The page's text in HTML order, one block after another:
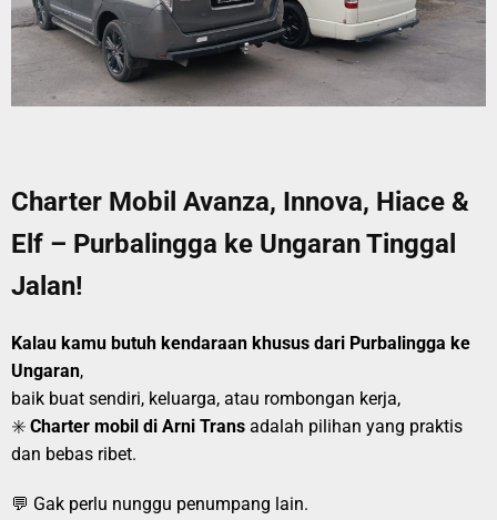
Charter Mobil Avanza, Innova, Hiace &
Elf – Purbalingga ke Ungaran Tinggal
Jalan!
Kalau kamu butuh kendaraan khusus dari Purbalingga ke
Ungaran,
baik buat sendiri, keluarga, atau rombongan kerja,
✳️ Charter mobil di Arni Trans adalah pilihan yang praktis
dan bebas ribet.
💬 Gak perlu nunggu penumpang lain.